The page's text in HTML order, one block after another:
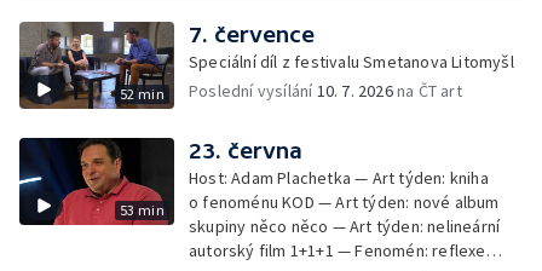
52 min
7. července
Speciální díl z festivalu Smetanova Litomyšl
Poslední vysílání10. 7. 2026na ČT art
53 min
23. června
Host: Adam Plachetka — Art týden: kniha
o fenoménu KOD — Art týden: nové album
skupiny něco něco — Art týden: nelineární
autorský film 1+1+1 — Fenomén: reflexe